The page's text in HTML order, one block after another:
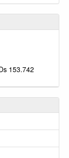
153.742